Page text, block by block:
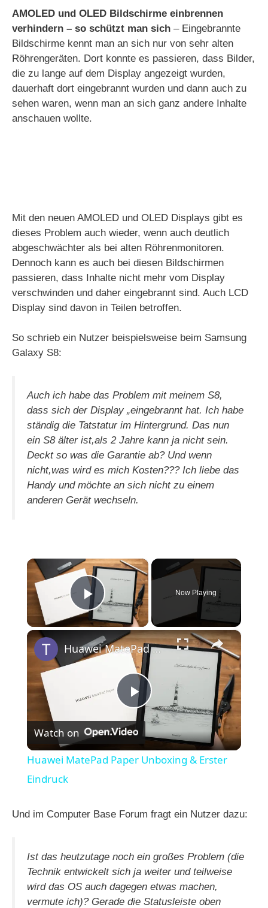
AMOLED und OLED Bildschirme einbrennen
verhindern – so schützt man sich – Eingebrannte
Bildschirme kennt man an sich nur von sehr alten
Röhrengeräten. Dort konnte es passieren, dass Bilder,
die zu lange auf dem Display angezeigt wurden,
dauerhaft dort eingebrannt wurden und dann auch zu
sehen waren, wenn man an sich ganz andere Inhalte
anschauen wollte.
Mit den neuen AMOLED und OLED Displays gibt es
dieses Problem auch wieder, wenn auch deutlich
abgeschwächter als bei alten Röhrenmonitoren.
Dennoch kann es auch bei diesen Bildschirmen
passieren, dass Inhalte nicht mehr vom Display
verschwinden und daher eingebrannt sind. Auch LCD
Display sind davon in Teilen betroffen.
So schrieb ein Nutzer beispielsweise beim Samsung
Galaxy S8:
Auch ich habe das Problem mit meinem S8,
dass sich der Display „eingebrannt hat. Ich habe
ständig die Tatstatur im Hintergrund. Das nun
ein S8 älter ist,als 2 Jahre kann ja nicht sein.
Deckt so was die Garantie ab? Und wenn
nicht,was wird es mich Kosten??? Ich liebe das
Handy und möchte an sich nicht zu einem
anderen Gerät wechseln.
×
Play Video
Now Playing
×
P
y
V
i
Huawei MatePad Paper Unboxing & Erster Eindruck
Watch on
Huawei MatePad Paper Unboxing & Erster
Eindruck
Und im Computer Base Forum fragt ein Nutzer dazu:
Ist das heutzutage noch ein großes Problem (die
Technik entwickelt sich ja weiter und teilweise
wird das OS auch dagegen etwas machen,
vermute ich)? Gerade die Statusleiste oben